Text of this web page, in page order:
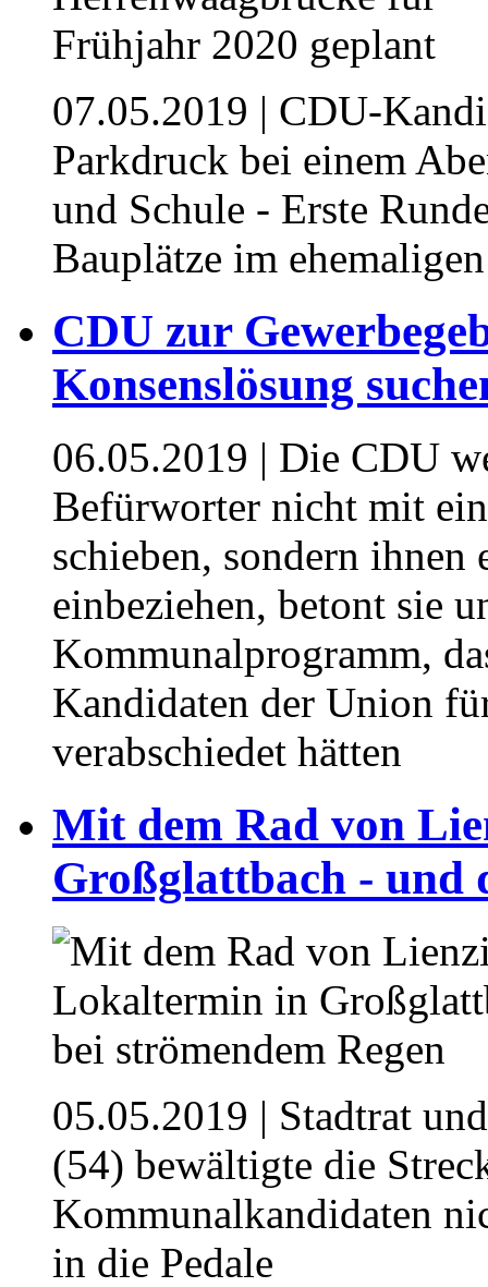
07.05.2019 | CDU-
Parkdruck bei einem
und Schule - Erste
Bauplätze im
CDU zur
Konsenslösung
06.05.2019 | Die CDU
Befürworter nicht mit
schieben, sondern ihnen
einbeziehen, betont sie
Kommunalprogramm,
Kandidaten der Union
verabschiedet hätten
Mit dem Rad von
Großglattbach - und
05.05.2019 | Stadtrat
(54) bewältigte die
Kommunalkandidaten
in die Pedale